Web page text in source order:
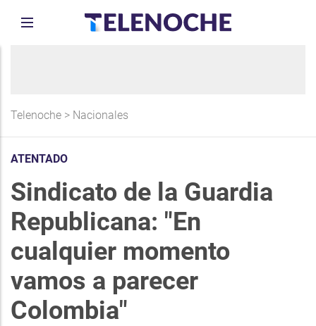
Telenoche > Nacionales
ATENTADO
Sindicato de la Guardia
Republicana: "En
cualquier momento
vamos a parecer
Colombia"